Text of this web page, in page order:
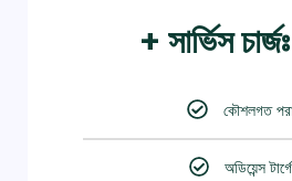
+ সার্ভিস
কৌশলগত
অডিয়েন্স